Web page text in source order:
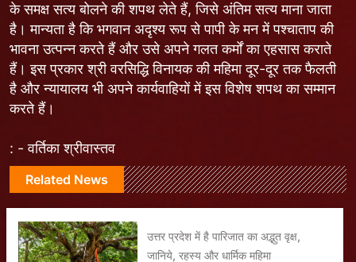
के समक्ष सत्य बोलने की शपथ लेते हैं, जिसे अंतिम सत्य माना जाता
है। मान्यता है कि भगवान अदृश्य रूप से पापी के मन में पश्चाताप की
भावना उत्पन्न करते हैं और उसे अपने गलत कर्मों का एहसास कराते
हैं। इस प्रकार श्री वरसिद्धि विनायक की महिमा दूर-दूर तक फैलती
है और न्यायालय भी अपने कार्यवाहियों में इस विशेष शपथ का सम्मान
करते हैं।
: - वर्तिका श्रीवास्तव
Related News
उत्तर प्रदेश में है पारिजात का अद्भुत वृक्ष,
जानिये, रहस्य और धार्मिक महिमा